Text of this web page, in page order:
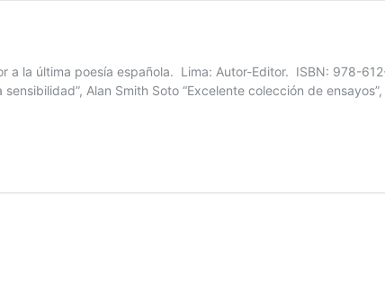
a la última poesía española. Lima: Autor-Editor. ISBN: 978-
Alan Smith Soto “Excelente colección de